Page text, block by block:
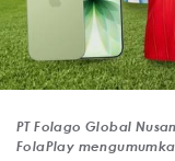
PT Folago Global
FolaPlay